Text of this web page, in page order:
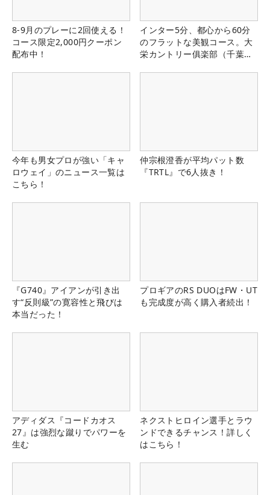
8-9月のプレーに2回使える！
コース限定2,000円クーポン
配布中！
インター5分、都心から60分
のフラットな美観コース。大
栄カントリー俱楽部（千葉
今年も男女プロが強い「キャ
ロウェイ」のニュース一覧は
こちら！
仲宗根澄香が平均パット数
『TRTL』で6人抜き！
『G740』アイアンが引き出
す“反則級”の寛容性と飛びは
本当だった！
プロギアのRS DUOはFW・UT
も完成度が高く購入者続出！
アディダス『コードカオス
27』は強烈な蹴りでパワーを
生む
ネクストヒロイン選手とラウ
ンドできるチャンス！詳しく
はこちら！